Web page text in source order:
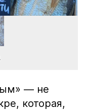
— не
которая,